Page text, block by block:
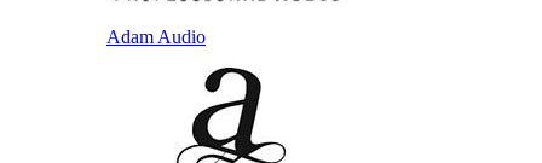
Adam Audio